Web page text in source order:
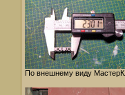
По внешнему виду